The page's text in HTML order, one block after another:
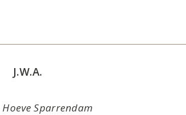
J.W.A.
Hoeve Sparrendam